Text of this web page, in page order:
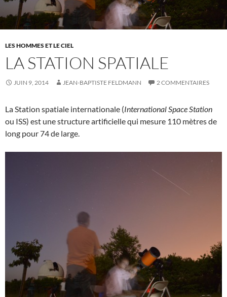
LES HOMMES ET LE CIEL
LA STATION SPATIALE
JUIN 9, 2014 JEAN-BAPTISTE FELDMANN 2 COMMENTAIRES
La Station spatiale internationale (International Space Station
ou ISS) est une structure artificielle qui mesure 110 mètres de
long pour 74 de large.